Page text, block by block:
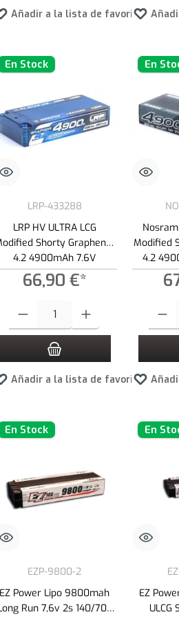
Añadir a la lista de favoritos
En Stock
LRP-433288
LRP HV ULTRA LCG
Shorty Graphene-
4.2 4900mAh 7.6V
65C LiPo Akku - 173g
66,90 €*
Añadir a la lista de favoritos
En
Nosram
Modified
4.2
En Stock
EZP-9800-2
EZ Power Lipo 9800mah
Run 7,6v 2s 140/70c
En
EZ
ULCG